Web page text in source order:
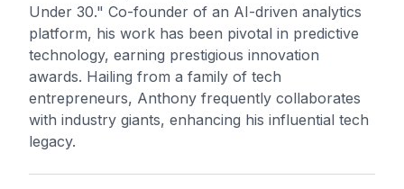
Under 30." Co-founder of an AI-driven analytics
platform, his work has been pivotal in predictive
technology, earning prestigious innovation
awards. Hailing from a family of tech
entrepreneurs, Anthony frequently collaborates
with industry giants, enhancing his influential tech
legacy.